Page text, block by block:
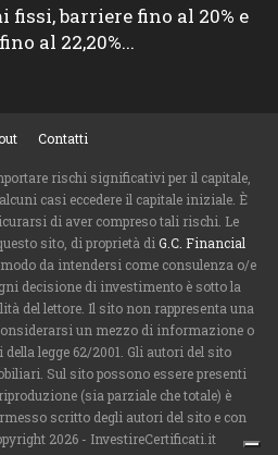
fissi, barriere fino al 20% e
al 22,20%...
Contatti
rischi significativi per il capitale,
casi eccedere il capitale iniziale. È
di aver compreso tali rischi. Le
sito, di proprietà diG.C. Financial
da intendersi come consulenza o/e
decisione di investimento è sotto la
del lettore. Il sito non rappresenta una
un mezzo di informazione o
legge 62/2001. Gli autori del sito
Sul sito possono essere presenti
(sia parziale che totale) è
scritto degli autori del sito e con
2026 - InvestireCertificati.it